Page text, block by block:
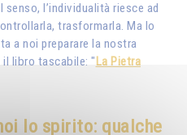
l’individualità riesce ad
trasformarla. Ma lo
a noi preparare la nostra
il libro tascabile: "La Pietra
lo spirito: qualche